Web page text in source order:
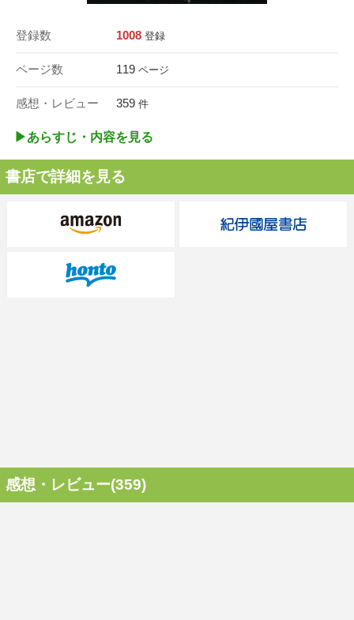
登録数 1008 登録
ページ数 119 ページ
感想・レビュー 359 件
▶︎あらすじ・内容を見る
書店で詳細を見る
感想・レビュー(359)